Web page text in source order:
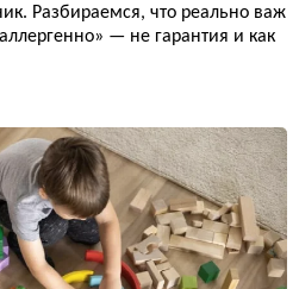
Разбираемся, что реально важ
— не гарантия и как